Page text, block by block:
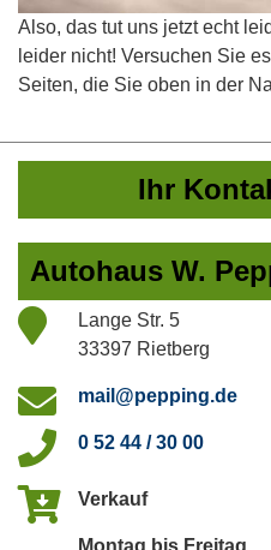
Also, das tut uns jetzt echt
leider nicht! Versuchen Sie
Seiten, die Sie oben in der
Ihr
Autohaus W.
Lange Str. 5
33397 Rietberg
mail@pepping.de
0 52 44 / 30 00
Verkauf
Montag bis Freitag